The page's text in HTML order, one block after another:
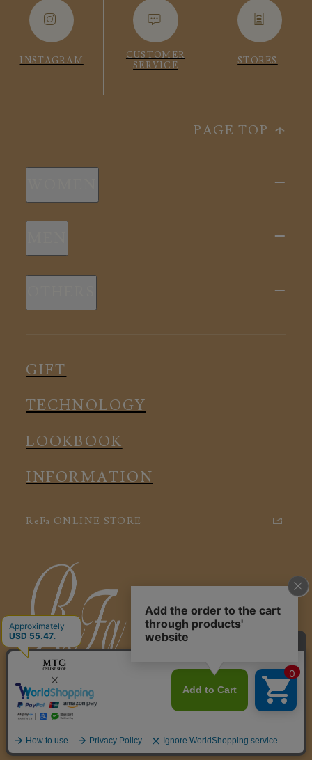
INSTAGRAM
CUSTOMER
SERVICE
STORES
PAGE TOP
新商品
スリープウェア
ルームウェア
アクセサリー
新商品
ルームウェア
アクセサリー
GIFT
TECHNOLOGY
LOOKBOOK
INFORMATION
ReFa ONLINE STORE
特定商取引に関する法律に基づく表記 利用規約
会社概要
個人情報保護方針